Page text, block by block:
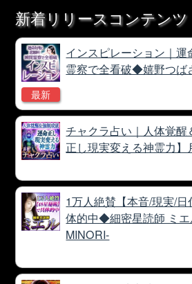
新着リリースコンテンツ
最新
インスピレーション｜運
霊察で全看破◆嬉野つば
チャクラ占い｜人体覚醒
正し現実変える神霊力】
1万人絶賛【本音/現実/
体的中◆細密星読師 ミエ
MINORI-